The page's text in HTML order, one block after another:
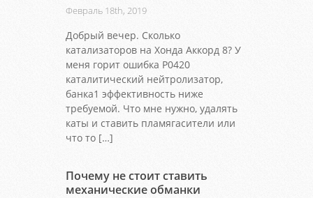
Февраль 18th, 2019
Добрый вечер. Сколько
катализаторов на Хонда Аккорд 8? У
меня горит ошибка Р0420
каталитический нейтролизатор,
банка1 эффективность ниже
требуемой. Что мне нужно, удалять
каты и ставить пламягасители или
что то […]
Почему не стоит ставить
механические обманки